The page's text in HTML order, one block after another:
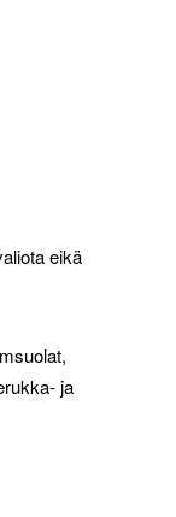
eikä
ja